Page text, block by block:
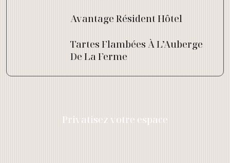
Avantage Résident Hôtel
Tartes Flambées À L’Auberge
De La Ferme
Privatisez votre espace